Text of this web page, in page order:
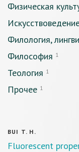
Физическая
Филология,
Философия 1
Теология 1
Прочее 1
BUI T. H.
Fluorescent